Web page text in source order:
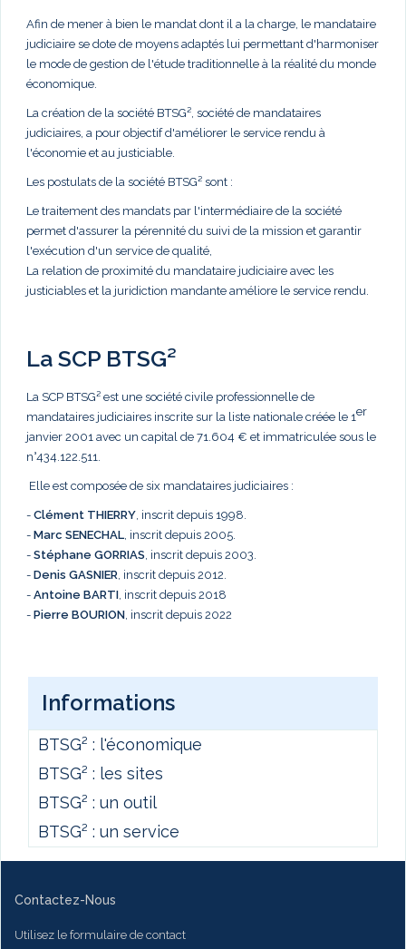
Afin de mener à bien le mandat dont il a la charge, le mandataire
judiciaire se dote de moyens adaptés lui permettant d'harmoniser
le mode de gestion de l'étude traditionnelle à la réalité du monde
économique.
La création de la société BTSG², société de mandataires
judiciaires, a pour objectif d'améliorer le service rendu à
l'économie et au justiciable.
Les postulats de la société BTSG² sont :
Le traitement des mandats par l'intermédiaire de la société
permet d'assurer la pérennité du suivi de la mission et garantir
l'exécution d'un service de qualité,
La relation de proximité du mandataire judiciaire avec les
justiciables et la juridiction mandante améliore le service rendu.
La SCP BTSG²
La SCP BTSG² est une société civile professionnelle de
mandataires judiciaires inscrite sur la liste nationale créée le 1er
janvier 2001 avec un capital de 71.604 € et immatriculée sous le
n°434.122.511.
Elle est composée de six mandataires judiciaires :
- Clément THIERRY, inscrit depuis 1998.
- Marc SENECHAL, inscrit depuis 2005.
- Stéphane GORRIAS, inscrit depuis 2003.
- Denis GASNIER, inscrit depuis 2012.
- Antoine BARTI, inscrit depuis 2018
- Pierre BOURION, inscrit depuis 2022
Informations
BTSG² : l'économique
BTSG² : les sites
BTSG² : un outil
BTSG² : un service
Contactez-Nous
Utilisez le formulaire de contact